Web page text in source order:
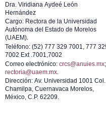
Dra. Viridiana Aydeé León
Hernández
Cargo: Rectora de la Universidad
Autónoma del Estado de Morelos
(UAEM).
Teléfono: (52) 777 329 7001, 777
7002 Ext .7001,7002
Correo electrónico: crcs@anuies.mx;
rectoria@uaem.mx
Dirección: Av. Universidad 1001 Col.
Chamilpa, Cuernavaca Morelos,
México, C.P. 62209.